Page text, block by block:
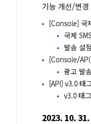
기능 개선/변경
[Console] 국
국제
발송 설
[Console/
광고 발
[API] v3.0 태
v3.0 태
2023. 10. 31.